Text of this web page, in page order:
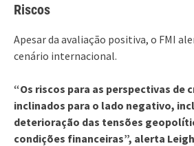
Riscos
Apesar da avaliação positiva, o FMI
cenário internacional.
“Os riscos para as perspectivas de
inclinados para o lado negativo,
deterioração das tensões
condições financeiras”, alerta